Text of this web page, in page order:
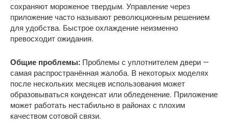
сохраняют мороженое твердым. Управление через
приложение часто называют революционным решением
для удобства. Быстрое охлаждение неизменно
превосходит ожидания.
Общие проблемы: Проблемы с уплотнителем двери —
самая распространённая жалоба. В некоторых моделях
после нескольких месяцев использования может
образовываться конденсат или обледенение. Приложение
может работать нестабильно в районах с плохим
качеством сотовой связи.